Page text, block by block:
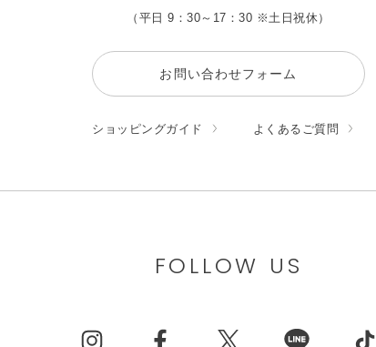
（平日 9：30～17：30 ※土日祝休）
お問い合わせフォーム
ショッピングガイド よくあるご質問
FOLLOW US